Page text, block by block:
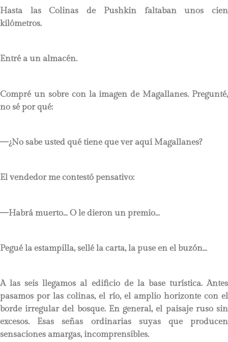
Hasta las Colinas de Pushkin faltaban unos cien
kilómetros.
Entré a un almacén.
Compré un sobre con la imagen de Magallanes. Pregunté,
no sé por qué:
—¿No sabe usted qué tiene que ver aquí Magallanes?
El vendedor me contestó pensativo:
—Habrá muerto… O le dieron un premio…
Pegué la estampilla, sellé la carta, la puse en el buzón…
A las seis llegamos al edificio de la base turística. Antes
pasamos por las colinas, el río, el amplio horizonte con el
borde irregular del bosque. En general, el paisaje ruso sin
excesos. Esas señas ordinarias suyas que producen
sensaciones amargas, incomprensibles.